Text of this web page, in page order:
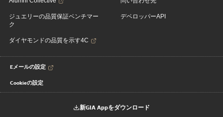
ジュエリーの品質保証ベンチマー
ク
ダイヤモンドの品質を示す4C
デベロッパーAPI
Eメールの設定
Cookieの設定
新GIA Appをダウンロード